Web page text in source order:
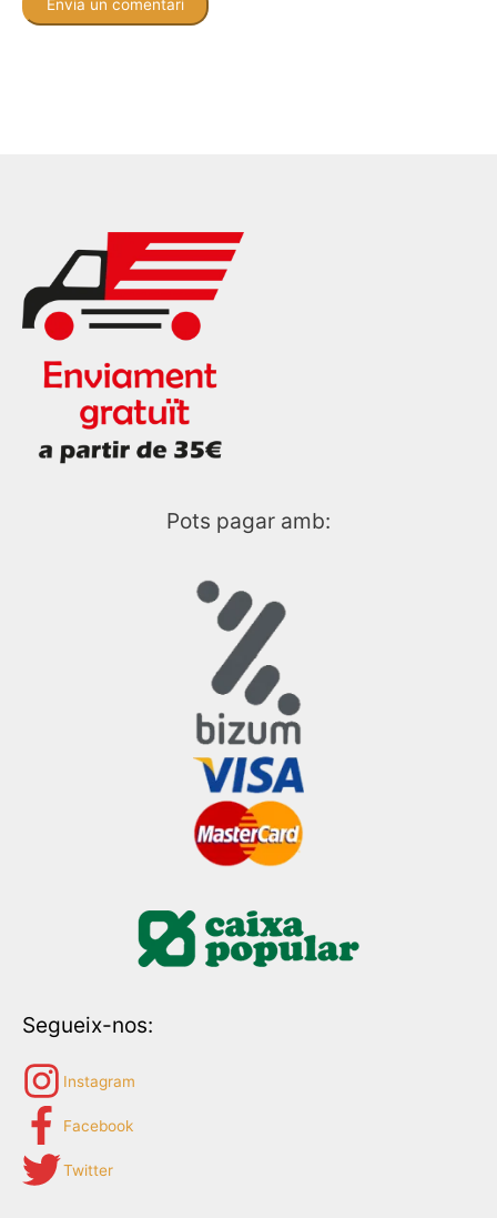
Pots pagar amb:
Segueix-nos:
Instagram
Facebook
Twitter